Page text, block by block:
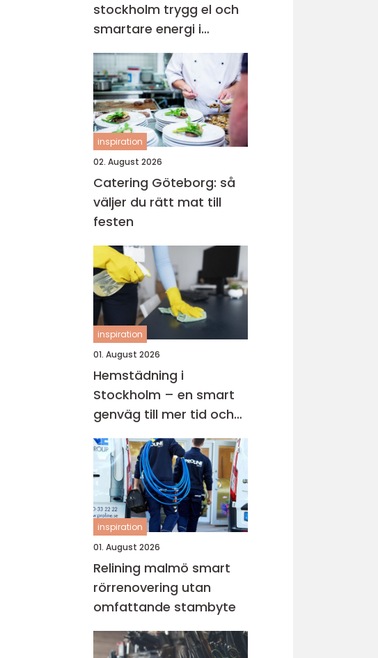
stockholm trygg el och
smartare energi i
vardagen
inspiration
02. August 2026
Catering Göteborg: så
väljer du rätt mat till
festen
inspiration
01. August 2026
Hemstädning i
Stockholm – en smart
genväg till mer tid och
lugn i vardagen
inspiration
01. August 2026
Relining malmö smart
rörrenovering utan
omfattande stambyte